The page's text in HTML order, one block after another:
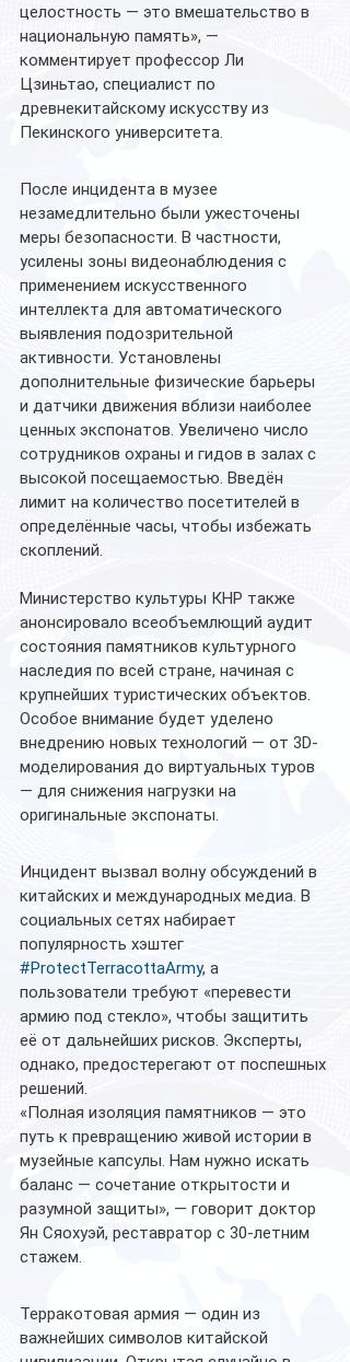
целостность — это вмешательство в
национальную память», —
комментирует профессор Ли
Цзиньтао, специалист по
древнекитайскому искусству из
Пекинского университета.
После инцидента в музее
незамедлительно были ужесточены
меры безопасности. В частности,
усилены зоны видеонаблюдения с
применением искусственного
интеллекта для автоматического
выявления подозрительной
активности. Установлены
дополнительные физические барьеры
и датчики движения вблизи наиболее
ценных экспонатов. Увеличено число
сотрудников охраны и гидов в залах с
высокой посещаемостью. Введён
лимит на количество посетителей в
определённые часы, чтобы избежать
скоплений.
Министерство культуры КНР также
анонсировало всеобъемлющий аудит
состояния памятников культурного
наследия по всей стране, начиная с
крупнейших туристических объектов.
Особое внимание будет уделено
внедрению новых технологий — от 3D-
моделирования до виртуальных туров
— для снижения нагрузки на
оригинальные экспонаты.
Инцидент вызвал волну обсуждений в
китайских и международных медиа. В
социальных сетях набирает
популярность хэштег
#ProtectTerracottaArmy, а
пользователи требуют «перевести
армию под стекло», чтобы защитить
её от дальнейших рисков. Эксперты,
однако, предостерегают от поспешных
решений.
«Полная изоляция памятников — это
путь к превращению живой истории в
музейные капсулы. Нам нужно искать
баланс — сочетание открытости и
разумной защиты», — говорит доктор
Ян Сяохуэй, реставратор с 30-летним
стажем.
Терракотовая армия — один из
важнейших символов китайской